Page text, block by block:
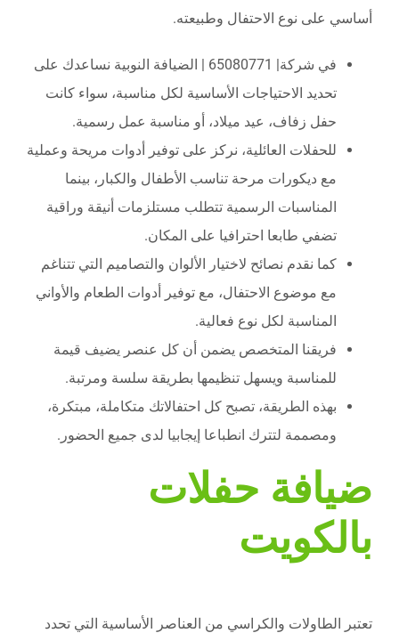
أساسي على نوع الاحتفال وطبيعته.
في شركة| 65080771 | الضيافة النوبية نساعدك على
تحديد الاحتياجات الأساسية لكل مناسبة، سواء كانت
حفل زفاف، عيد ميلاد، أو مناسبة عمل رسمية.
للحفلات العائلية، نركز على توفير أدوات مريحة وعملية
مع ديكورات مرحة تناسب الأطفال والكبار، بينما
المناسبات الرسمية تتطلب مستلزمات أنيقة وراقية
تضفي طابعا احترافيا على المكان.
كما نقدم نصائح لاختيار الألوان والتصاميم التي تتناغم
مع موضوع الاحتفال، مع توفير أدوات الطعام والأواني
المناسبة لكل نوع فعالية.
فريقنا المتخصص يضمن أن كل عنصر يضيف قيمة
للمناسبة ويسهل تنظيمها بطريقة سلسة ومرتبة.
بهذه الطريقة، تصبح كل احتفالاتك متكاملة، مبتكرة،
ومصممة لتترك انطباعا إيجابيا لدى جميع الحضور.
ضيافة حفلات
بالكويت
تعتبر الطاولات والكراسي من العناصر الأساسية التي تحدد